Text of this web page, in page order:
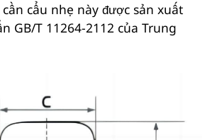
cẩu nhẹ này được sản xuất
GB/T 11264-2112 của Trung